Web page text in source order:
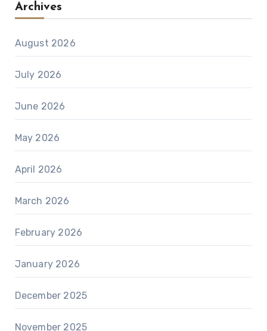
Archives
August 2026
July 2026
June 2026
May 2026
April 2026
March 2026
February 2026
January 2026
December 2025
November 2025